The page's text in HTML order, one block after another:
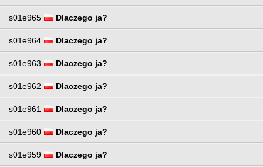
s01e965 Dlaczego ja?
s01e964 Dlaczego ja?
s01e963 Dlaczego ja?
s01e962 Dlaczego ja?
s01e961 Dlaczego ja?
s01e960 Dlaczego ja?
s01e959 Dlaczego ja?